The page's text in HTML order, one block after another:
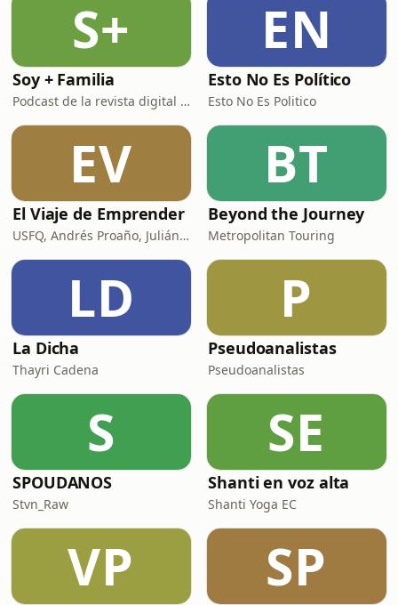
noticias de lunes a viernes.➡️ Conoce
más sobre nosotros: https://m
S+
Soy + Familia
Podcast de la revista digital S+F
EN
Esto No Es Político
Esto No Es Politico
EV
El Viaje de Emprender
USFQ, Andrés Proaño, Julián Maya, Francisco Ramos y Sebastián Ojeda
BT
Beyond the Journey
Metropolitan Touring
LD
La Dicha
Thayri Cadena
P
Pseudoanalistas
Pseudoanalistas
S
SPOUDANOS
Stvn_Raw
SE
Shanti en voz alta
Shanti Yoga EC
VP SP